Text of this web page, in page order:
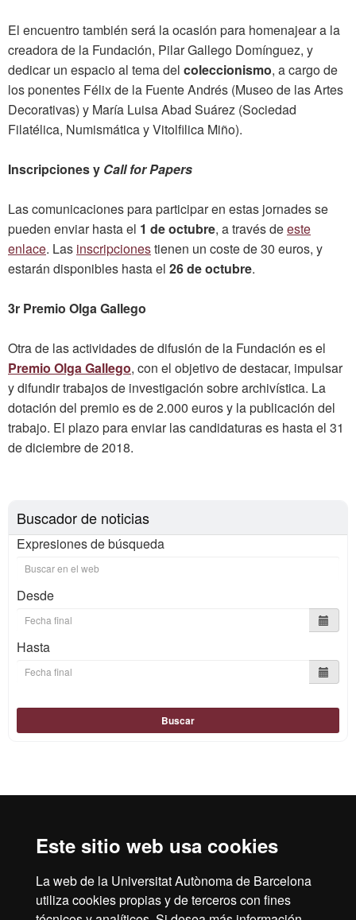
Este sitio web usa cookies
La web de la Universitat Autònoma de Barcelona
utiliza cookies propias y de terceros con fines
El encuentro también será la ocasión para homenajear a la
creadora de la Fundación, Pilar Gallego Domínguez, y
dedicar un espacio al tema del coleccionismo, a cargo de
los ponentes Félix de la Fuente Andrés (Museo de las Artes
Decorativas) y María Luisa Abad Suárez (Sociedad
Filatélica, Numismática y Vitolfilica Miño).
Inscripciones y Call for Papers
Las comunicaciones para participar en estas jornades se
pueden enviar hasta el 1 de octubre, a través deeste
enlace. Las inscripcionestienen un coste de 30 euros, y
estarán disponibles hasta el 26 de octubre.
3r Premio Olga Gallego
Otra de las actividades de difusión de la Fundación es el
Premio Olga Gallego, con el objetivo de destacar, impulsar
y difundir trabajos de investigación sobre archivística. La
dotación del premio es de 2.000 euros y la publicación del
trabajo. El plazo para enviar las candidaturas es hasta el 31
de diciembre de 2018.
Buscador de noticias
Expresiones de búsqueda
Desde
Hasta
Buscar
HR
Inicio Aviso Legal Política de privacidad